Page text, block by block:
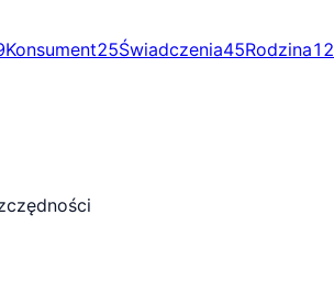
Konsument25Świadczenia45Rodzina12